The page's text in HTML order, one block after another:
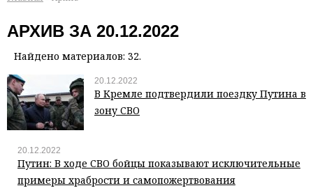
АРХИВ ЗА 20.12.2022
Найдено материалов: 32.
20.12.2022
В Кремле подтвердили поездку Путина в
зону СВО
20.12.2022
Путин: В ходе СВО бойцы показывают исключительные
примеры храбрости и самопожертвования